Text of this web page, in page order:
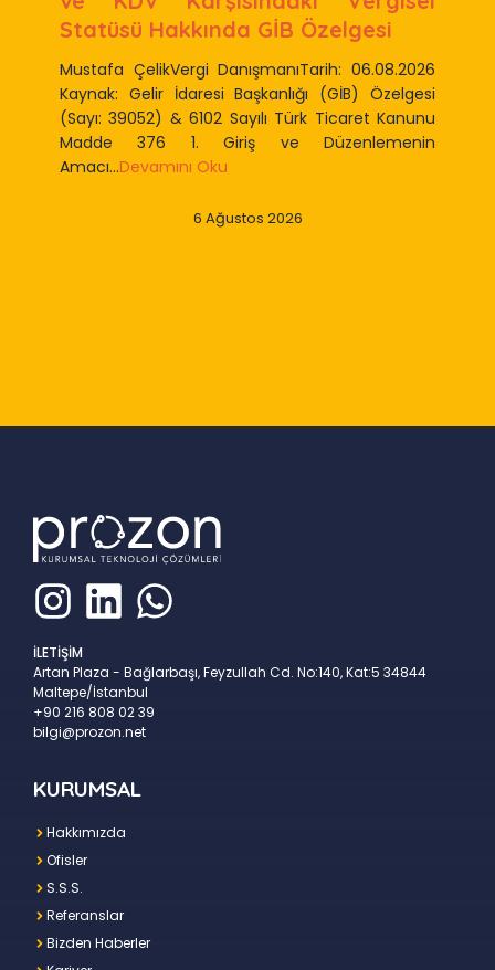
Statüsü Hakkında GİB Özelgesi
Mustafa ÇelikVergi DanışmanıTarih: 06.08.2026
Kaynak: Gelir İdaresi Başkanlığı (GİB) Özelgesi
(Sayı: 39052) & 6102 Sayılı Türk Ticaret Kanunu
Madde 376 1. Giriş ve Düzenlemenin
Amacı...Devamını Oku
6 Ağustos 2026
İLETİŞİM
Artan Plaza - Bağlarbaşı, Feyzullah Cd. No:140, Kat:5 34844
Maltepe/İstanbul
+90 216 808 02 39
bilgi@prozon.net
KURUMSAL
Hakkımızda
Ofisler
S.S.S.
Referanslar
Bizden Haberler